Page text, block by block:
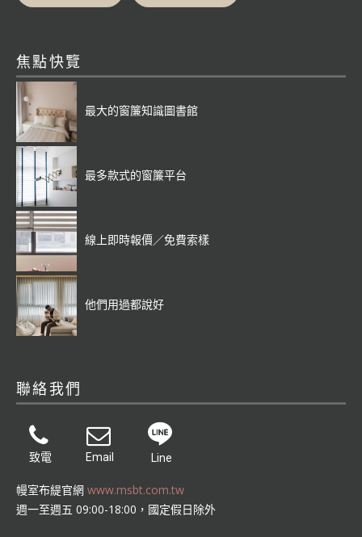
焦點快覽
最大的窗簾知識圖書館
最多款式的窗簾平台
線上即時報價／免費索樣
他們用過都說好
聯絡我們
致電 Email Line
幔室布緹官網 www.msbt.com.tw
週一至週五 09:00-18:00，國定假日除外